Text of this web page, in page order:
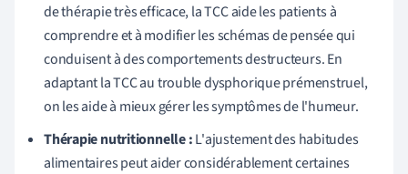
de thérapie très efficace, la TCC aide les patients à
comprendre et à modifier les schémas de pensée qui
conduisent à des comportements destructeurs. En
adaptant la TCC au trouble dysphorique prémenstruel,
on les aide à mieux gérer les symptômes de l'humeur.
Thérapie nutritionnelle :L'ajustement des habitudes
alimentaires peut aider considérablement certaines